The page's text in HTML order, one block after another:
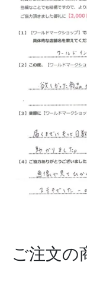
ご注文の